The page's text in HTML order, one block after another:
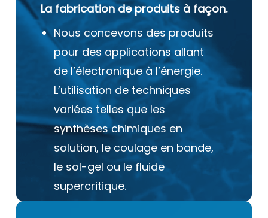
La fabrication de produits à façon.
Nous concevons des produits
pour des applications allant
de l’électronique à l’énergie.
L’utilisation de techniques
variées telles que les
synthèses chimiques en
solution, le coulage en bande,
le sol-gel ou le fluide
supercritique.